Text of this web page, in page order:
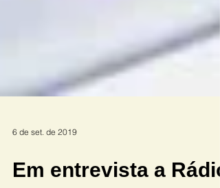
6 de set. de 2019